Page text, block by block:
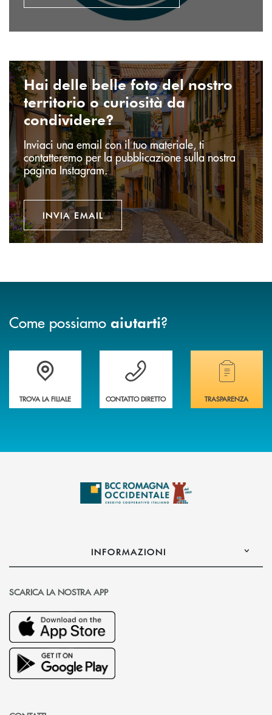
Invia email
Hai delle belle foto del nostro
territorio o curiosità da
condividere?
Inviaci una email con il tuo materiale, ti
contatteremo per la pubblicazione sulla nostra
pagina Instagram.
INVIA EMAIL
Come possiamo aiutarti?
Accedi all' elenco completo delle filiali della banca.
TROVA LA FILIALE
Hai bisogno di assistenza immediata?
CONTATTO DIRETTO
Hai bisogno di
TRASPARENZA
INFORMAZIONI
SCARICA LA NOSTRA APP